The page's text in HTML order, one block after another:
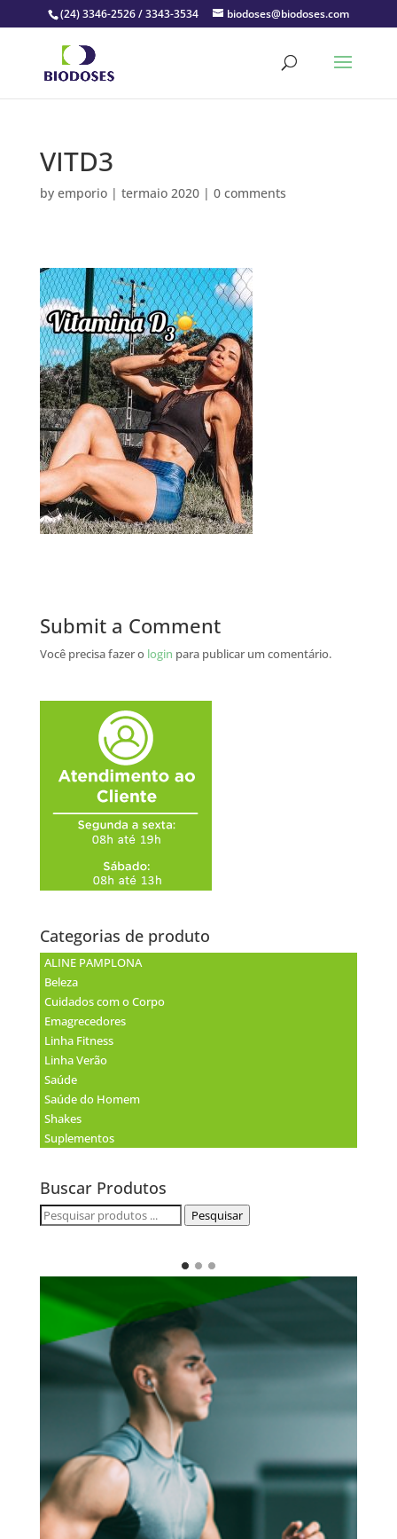
(24) 3346-2526 / 3343-3534 biodoses@biodoses.com
VITD3
by emporio| termaio 2020| 0 comments
Submit a Comment
Você precisa fazer o login para publicar um comentário.
Categorias de produto
ALINE PAMPLONA
Beleza
Cuidados com o Corpo
Emagrecedores
Linha Fitness
Linha Verão
Saúde
Saúde do Homem
Shakes
Suplementos
Buscar Produtos
Pesquisar
Pesquisar